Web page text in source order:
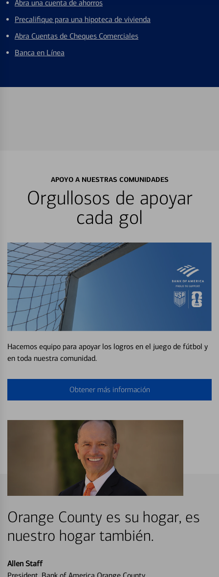
Abra una cuenta de ahorros
Precalifique para una hipoteca de vivienda
Abra Cuentas de Cheques Comerciales
Banca en Línea
APOYO A NUESTRAS COMUNIDADES
Orgullosos de apoyar
cada gol
Hacemos equipo para apoyar los logros en el juego de fútbol y
en toda nuestra comunidad.
Obtener más información
Orange County es su hogar, es
nuestro hogar también.
Allen Staff